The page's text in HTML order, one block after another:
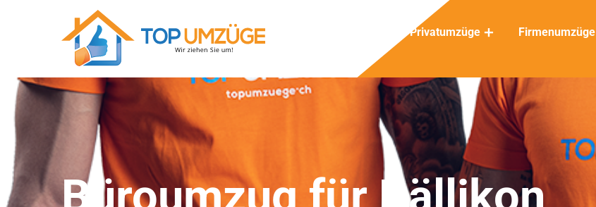
Privatumzüge Firmenumzüge